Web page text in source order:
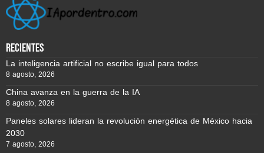
recientes
La inteligencia artificial no escribe igual para todos
8 agosto, 2026
China avanza en la guerra de la IA
8 agosto, 2026
Paneles solares lideran la revolución energética de México hacia
2030
7 agosto, 2026